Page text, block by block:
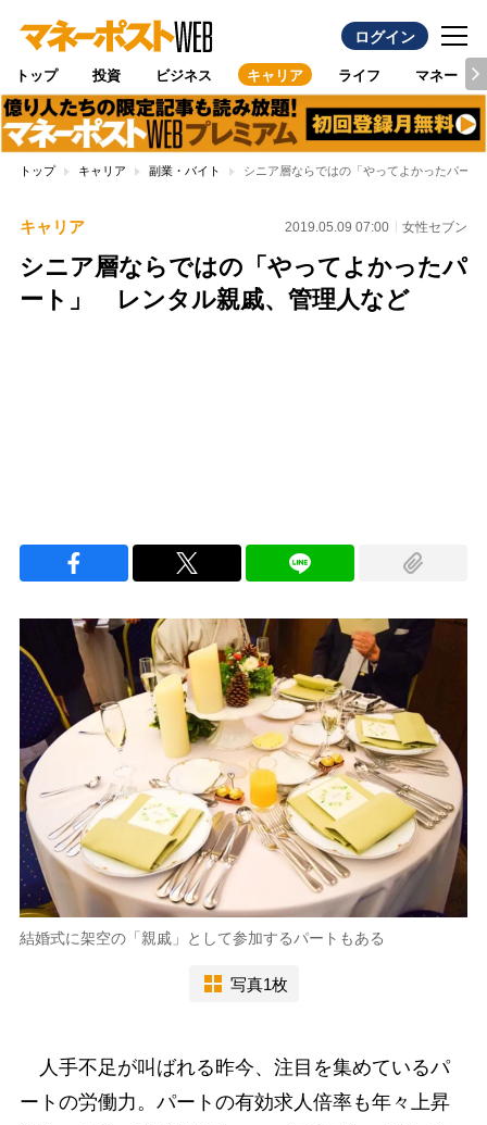
ログイン
トップ 投資 ビジネス キャリア ライフ マネー
トップ キャリア 副業・バイト シニア層ならではの「やってよかったパー
キャリア 2019.05.09 07:00 女性セブン
シニア層ならではの「やってよかったパ
ート」 レンタル親戚、管理人など
結婚式に架空の「親戚」として参加するパートもある
写真1枚
人手不足が叫ばれる昨今、注目を集めているパ
ートの労働力。パートの有効求人倍率も年々上昇